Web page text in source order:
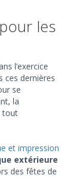
les
l’exercice
ces dernières
se
la
tout
et impression
extérieure
des fêtes de